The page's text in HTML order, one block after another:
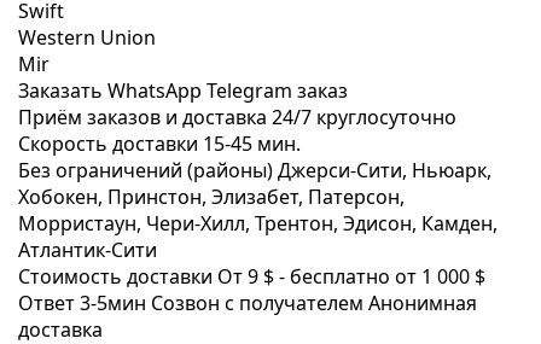
Swift
Western Union
Mir
Заказать WhatsApp Telegram заказ
Приём заказов и доставка 24/7 круглосуточно
Скорость доставки 15-45 мин.
Без ограничений (районы)Джерси-Сити, Ньюарк,
Хобокен, Принстон, Элизабет, Патерсон,
Морристаун, Чери-Хилл, Трентон, Эдисон, Камден,
Атлантик-Сити
Стоимость доставки От 9 $ - бесплатно от 1 000 $
Ответ 3-5мин Созвон с получателем Анонимная
доставка